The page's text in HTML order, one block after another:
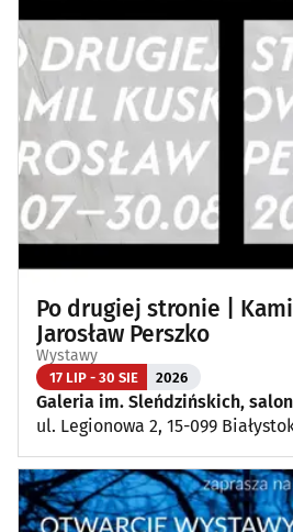
Po drugiej stronie |
Jarosław Perszko
Wystawy
17 LIP - 30 SIE 2026
Galeria im. Sleńdzińskich,
ul. Legionowa 2, 15-099